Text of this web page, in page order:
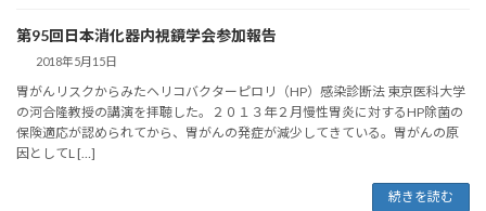
第95回日本消化器内視鏡学会参加報告
2018年5月15日
胃がんリスクからみたヘリコバクターピロリ（HP）感染診断法 東京医科大学
の河合隆教授の講演を拝聴した。２０１３年２月慢性胃炎に対するHP除菌の
保険適応が認められてから、胃がんの発症が減少してきている。胃がんの原
因としてL […]
続きを読む